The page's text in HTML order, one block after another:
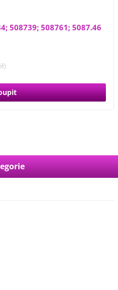
508739; 508761; 5087.46
)